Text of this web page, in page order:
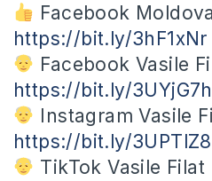
Facebook
https://bit.ly/3hF1xNr
Facebook Vasile
https://bit.ly/3UYjG7h
Instagram Vasile
https://bit.ly/3UPTlZ8
TikTok Vasile Filat